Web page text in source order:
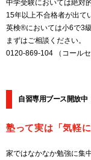
中学受験においては絶対
15年以上不合格者が出て
英検®においては小6で3
まずはご相談ください。
0120-869-104 （コール
自習専用ブース開放中
塾って実は「気軽
家ではなかなか勉強に集